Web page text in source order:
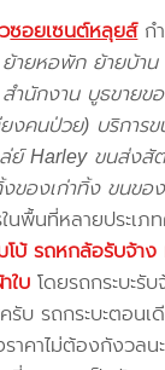
ซอยเซนต์หลุยส์ก
ายหอพัก ย้ายบ้า
นักงาน บูธขายข
งคนป่วย) บริการ
ย์ Harley ขนส่ง
ของเก่าทิ้ง ขนขอ
ในพื้นที่หลายประเ
บ้ รถหกล้อรับจ้า
ใบ โดยรถกระบะรั
รับ รถกระบะตอนเ
าคาไม่ต้องกังวลน